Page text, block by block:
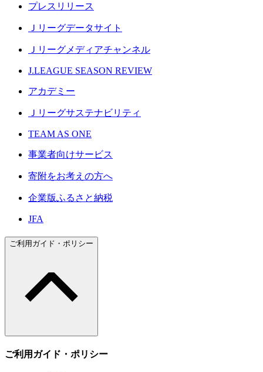
プレスリリース
Ｊリーグデータサイト
Ｊリーグメディアチャンネル
J.LEAGUE SEASON REVIEW
アカデミー
Ｊリーグサステナビリティ
TEAM AS ONE
事業者向けサービス
寄附をお考えの方へ
企業版ふるさと納税
JFA
ご利用ガイド・ポリシー
ご利用ガイド・ポリシー